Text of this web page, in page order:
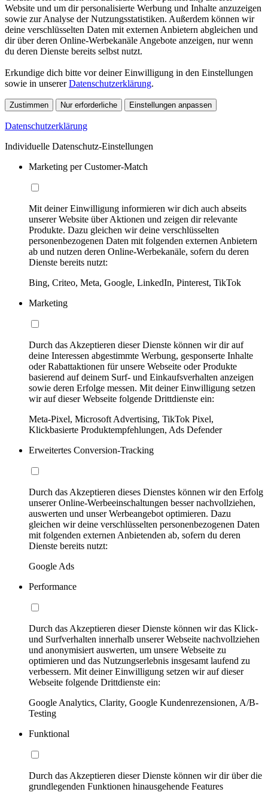
Website und um dir personalisierte Werbung und Inhalte anzuzeigen
sowie zur Analyse der Nutzungsstatistiken. Außerdem können wir
deine verschlüsselten Daten mit externen Anbietern abgleichen und
dir über deren Online-Werbekanäle Angebote anzeigen, nur wenn
du deren Dienste bereits selbst nutzt.
Erkundige dich bitte vor deiner Einwilligung in den Einstellungen
sowie in unsererDatenschutzerklärung.
Zustimmen Nur erforderliche Einstellungen anpassen
Datenschutzerklärung
Individuelle Datenschutz-Einstellungen
Marketing per Customer-Match
Mit deiner Einwilligung informieren wir dich auch abseits
unserer Website über Aktionen und zeigen dir relevante
Produkte. Dazu gleichen wir deine verschlüsselten
personenbezogenen Daten mit folgenden externen Anbietern
ab und nutzen deren Online-Werbekanäle, sofern du deren
Dienste bereits nutzt:
Bing, Criteo, Meta, Google, LinkedIn, Pinterest, TikTok
Marketing
Durch das Akzeptieren dieser Dienste können wir dir auf
deine Interessen abgestimmte Werbung, gesponserte Inhalte
oder Rabattaktionen für unsere Webseite oder Produkte
basierend auf deinem Surf- und Einkaufsverhalten anzeigen
sowie deren Erfolge messen. Mit deiner Einwilligung setzen
wir auf dieser Webseite folgende Drittdienste ein:
Meta-Pixel, Microsoft Advertising, TikTok Pixel,
Klickbasierte Produktempfehlungen, Ads Defender
Erweitertes Conversion-Tracking
Durch das Akzeptieren dieses Dienstes können wir den Erfolg
unserer Online-Werbeeinschaltungen besser nachvollziehen,
auswerten und unser Werbeangebot optimieren. Dazu
gleichen wir deine verschlüsselten personenbezogenen Daten
mit folgenden externen Anbietenden ab, sofern du deren
Dienste bereits nutzt:
Google Ads
Performance
Durch das Akzeptieren dieser Dienste können wir das Klick-
und Surfverhalten innerhalb unserer Webseite nachvollziehen
und anonymisiert auswerten, um unsere Webseite zu
optimieren und das Nutzungserlebnis insgesamt laufend zu
verbessern. Mit deiner Einwilligung setzen wir auf dieser
Webseite folgende Drittdienste ein:
Google Analytics, Clarity, Google Kundenrezensionen, A/B-
Testing
Funktional
Durch das Akzeptieren dieser Dienste können wir dir über die
grundlegenden Funktionen hinausgehende Features